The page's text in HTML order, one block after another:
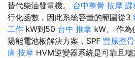
替代柴油發電機。 台中整骨 按摩 課
行化函數，因此系統容量的範圍從3
工作 kW到50 台中 推拿 kW。 作為
陽能電池板解決方案，SPF 豐原整骨
痛 按摩 HVM逆變器系統是可靠且穩